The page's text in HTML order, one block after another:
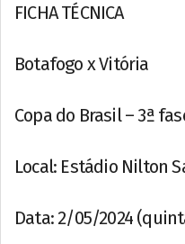
FICHA TÉCNICA
Botafogo x Vitória
Copa do Brasil – 3ª
Local: Estádio Nilton
Data: 2/05/2024